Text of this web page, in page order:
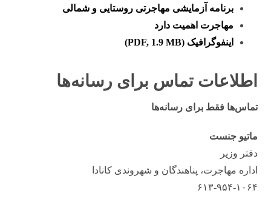
برنامه آزمایشی مهاجرتی روستایی و شمالی
مهاجرت اهمیت دارد
اینفوگرافیک (PDF, 1.9 MB)
اطلاعات تماس برای رسانه‌ها
تماس‌ها فقط برای رسانه‌ها
ماتیو جنست
دفتر وزیر
اداره مهاجرت، پناهندگان و شهروندی کانادا
۶۱۳-۹۵۴-۱۰۶۴